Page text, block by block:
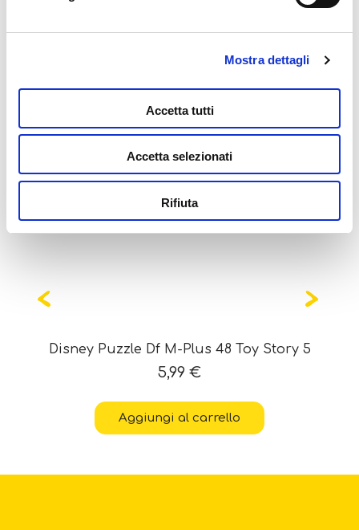
Mostra dettagli
Accetta tutti
Accetta selezionati
Rifiuta
Potrebbe interessarti
anche...
Disney Puzzle Df M-Plus 48 Toy Story 5
5,99 €
Aggiungi al carrello